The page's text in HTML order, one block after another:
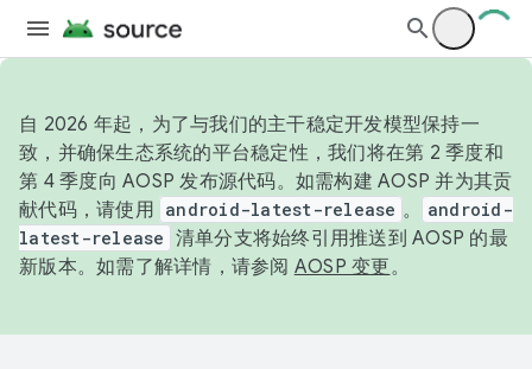
自 2026 年起，为了与我们的主干稳定开发模型保持一
致，并确保生态系统的平台稳定性，我们将在第 2 季度和
第 4 季度向 AOSP 发布源代码。如需构建 AOSP 并为其贡
献代码，请使用 android-latest-release 。
android-
latest-release 清单分支将始终引用推送到 AOSP 的最
新版本。如需了解详情，请参阅 AOSP 变更。